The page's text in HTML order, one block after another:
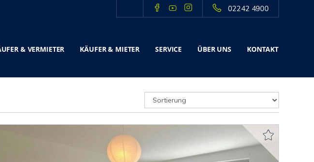
02242 4900
& VERMIETER KÄUFER & MIETER SERVICE ÜBER UNS KONTAKT